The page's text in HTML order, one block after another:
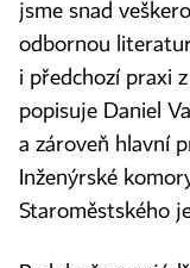
jsme snad
odbornou
i předchozí praxi
popisuje Daniel
a zároveň hlavní
Inženýrské
Staroměstského